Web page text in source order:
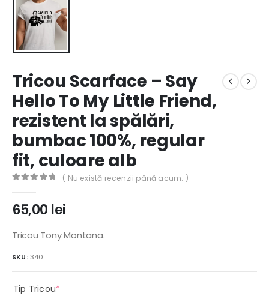
Tricou Scarface – Say
Hello To My Little Friend,
rezistent la spălări,
bumbac 100%, regular
fit, culoare alb
( Nu există recenzii până acum. )
65,00 lei
Tricou Tony Montana.
SKU:340
Tip Tricou*